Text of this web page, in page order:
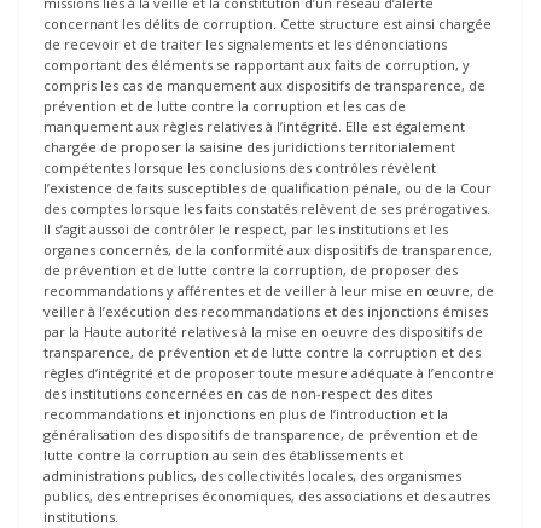
concernant les délits de corruption. Cette structure est ainsi chargée
de recevoir et de traiter les signalements et les dénonciations
comportant des éléments se rapportant aux faits de corruption, y
compris les cas de manquement aux dispositifs de transparence, de
prévention et de lutte contre la corruption et les cas de
manquement aux règles relatives à l’intégrité. Elle est également
chargée de proposer la saisine des juridictions territorialement
compétentes lorsque les conclusions des contrôles révèlent
l’existence de faits susceptibles de qualification pénale, ou de la Cour
des comptes lorsque les faits constatés relèvent de ses prérogatives.
Il s’agit aussoi de contrôler le respect, par les institutions et les
organes concernés, de la conformité aux dispositifs de transparence,
de prévention et de lutte contre la corruption, de proposer des
recommandations y afférentes et de veiller à leur mise en œuvre, de
veiller à l’exécution des recommandations et des injonctions émises
par la Haute autorité relatives à la mise en oeuvre des dispositifs de
transparence, de prévention et de lutte contre la corruption et des
règles d’intégrité et de proposer toute mesure adéquate à l’encontre
des institutions concernées en cas de non-respect des dites
recommandations et injonctions en plus de l’introduction et la
généralisation des dispositifs de transparence, de prévention et de
lutte contre la corruption au sein des établissements et
administrations publics, des collectivités locales, des organismes
publics, des entreprises économiques, des associations et des autres
institutions.